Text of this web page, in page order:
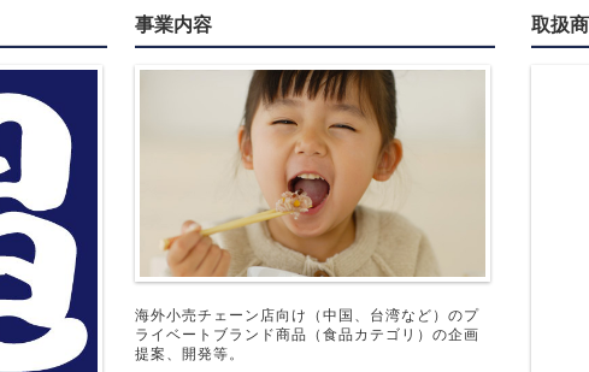
事業内容
海外小売チェーン店向け（中国、台湾など）のプ
ライベートブランド商品（食品カテゴリ）の企画
提案、開発等。
取扱